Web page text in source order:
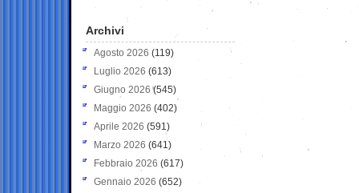
Archivi
Agosto 2026 (119)
Luglio 2026 (613)
Giugno 2026 (545)
Maggio 2026 (402)
Aprile 2026 (591)
Marzo 2026 (641)
Febbraio 2026 (617)
Gennaio 2026 (652)